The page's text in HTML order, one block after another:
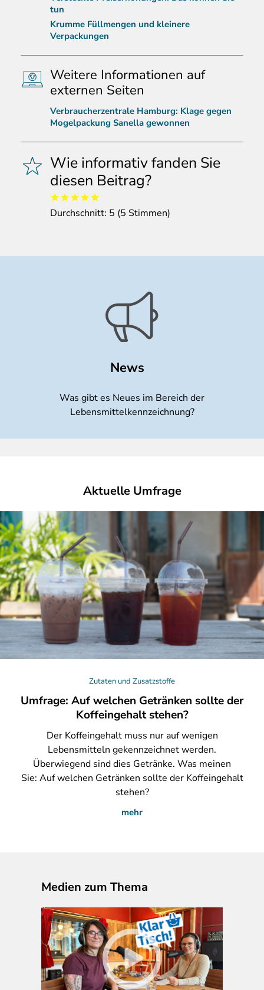
tun
Krumme Füllmengen und kleinere
Verpackungen
Weitere Informationen auf
externen Seiten
Verbraucherzentrale Hamburg: Klage gegen
Mogelpackung Sanella gewonnen
Wie informativ fanden Sie
diesen Beitrag?
Durchschnitt: 5 (5 Stimmen)
News
Was gibt es Neues im Bereich der
Lebensmittelkennzeichnung?
Aktuelle Umfrage
Zutaten und Zusatzstoffe
Umfrage: Auf welchen Getränken sollte der
Koffeingehalt stehen?
DerKoffeingehalt muss nur auf wenigen
Lebensmitteln gekennzeichnet werden.
Überwiegend sind dies Getränke. Was meinen
Sie: Auf welchen Getränken sollte der Koffeingehalt
stehen?
mehr
Medien zum Thema